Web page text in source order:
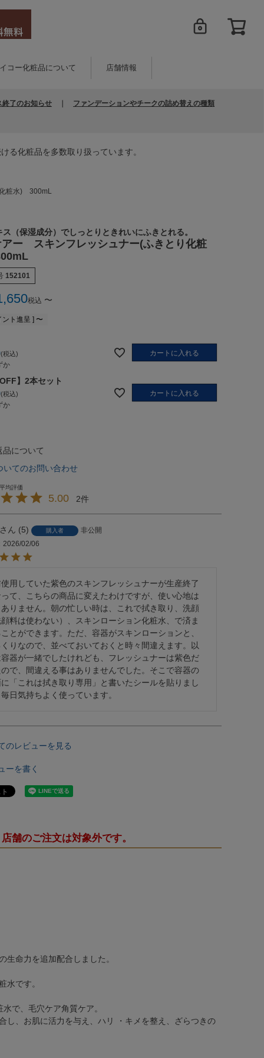
コー化粧品について 店舗情報
終了のお知らせ
ファンデーションやチークの詰め替えの種類
る化粧品を多数取り扱っています。
粧水) 300mL
ス（保湿成分）でしっとりときれいにふきとれる。
アー スキンフレッシュナー(ふきとり化粧
152101
税込 〜
ント進呈 ] 〜
税込
か
カートに入れる
】2本セット
税込
か
カートに入れる
品について
いてのお問い合わせ
5.00 2
5 購入者
非公開
2026/02/06
使用していた紫色のスキンフレッシュナーが生産終了
て、こちらの商品に変えたわけですが、使い心地は
りません。朝の忙しい時は、これで拭き取り、洗顔
顔料は使わない）、スキンローション化粧水、で済ま
とができます。ただ、容器がスキンローションと、
りなので、並べておいておくと時々間違えます。以
器が一緒でしたけれども、フレッシュナーは紫色だ
ので、間違える事はありませんでした。そこで容器の
「これは拭き取り専用」と書いたシールを貼りまし
日気持ちよく使っています。
のレビューを見る
ーを書く
舗のご注文は対象外です。
生命力を追加配合しました。
水です。
で、毛穴ケア角質ケア。
し、お肌に活力を与え、ハリ ・キメを整え、ざらつきの